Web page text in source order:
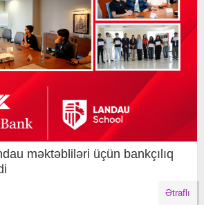
məktəbliləri üçün bankçılıq
Ətraflı